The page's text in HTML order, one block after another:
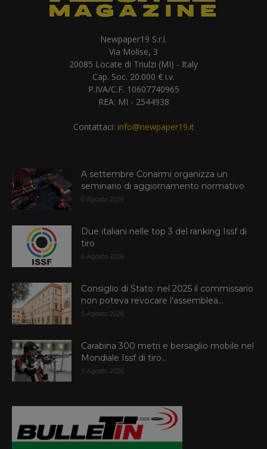
Newpaper19 S.r.l.
Via Molise, 3
20085 Locate di Triulzi (MI) - Italy
Cap. Soc. 20.000 € i.v.
P.IVA/C.F. 10607740965
REA: MI - 2544938
Contattaci: info@newpaper19.it
A settembre Conarmi organizza un
seminario di aggiornamento normativo
6 Agosto 2026
Due italiani nelle top 3 del ranking Issf di
tiro
6 Agosto 2026
Consiglio di Stato: nel 2025 il commissario
non poteva revocare l’assemblea...
5 Agosto 2026
Carabina 300 metri e bersaglio mobile nel
Mondiale Issf di tiro...
5 Agosto 2026